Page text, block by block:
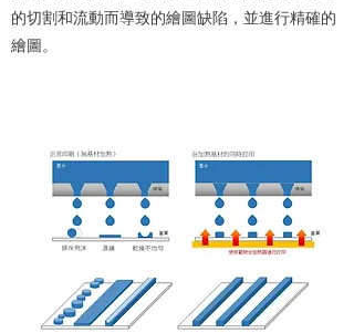
的切割和流動而導致的繪圖缺陷，並進行精確的
繪圖。